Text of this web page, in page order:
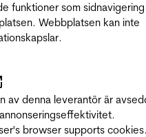
funktioner som
Webbplatsen kan inte
av denna leverantör är
browser supports